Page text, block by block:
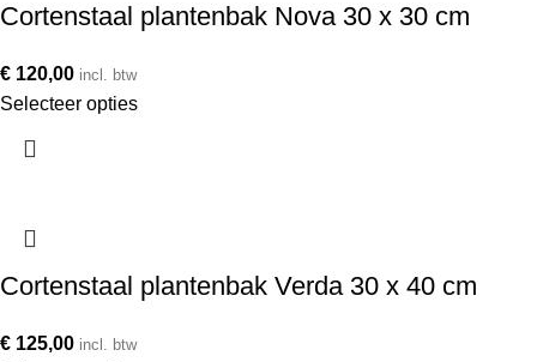
Cortenstaal plantenbak Nova 30 x 30 cm
€ 120,00 incl. btw
Selecteer opties
Cortenstaal plantenbak Verda 30 x 40 cm
€ 125,00 incl. btw